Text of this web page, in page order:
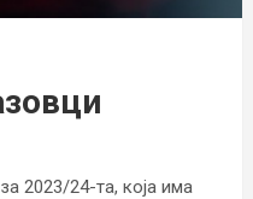
2023/24-та, која има